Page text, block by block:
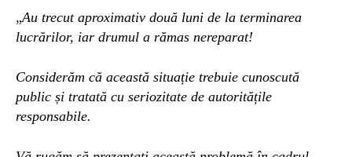
„Au trecut aproximativ două luni de la terminarea
lucrărilor, iar drumul a rămas nereparat!
Considerăm că această situație trebuie cunoscută
public și tratată cu seriozitate de autoritățile
responsabile.